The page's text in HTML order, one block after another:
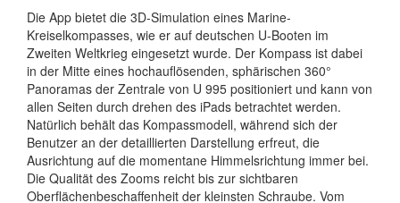
Die App bietet die 3D-Simulation eines Marine-
Kreiselkompasses, wie er auf deutschen U-Booten im
Zweiten Weltkrieg eingesetzt wurde. Der Kompass ist dabei
in der Mitte eines hochauflösenden, sphärischen 360°
Panoramas der Zentrale von U 995 positioniert und kann von
allen Seiten durch drehen des iPads betrachtet werden.
Natürlich behält das Kompassmodell, während sich der
Benutzer an der detaillierten Darstellung erfreut, die
Ausrichtung auf die momentane Himmelsrichtung immer bei.
Die Qualität des Zooms reicht bis zur sichtbaren
Oberflächenbeschaffenheit der kleinsten Schraube. Vom